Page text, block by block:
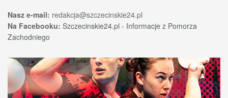
Nasz e-mail: redakcja@szczecinskie24.pl
Na Facebooku: Szczecinskie24.pl - Informacje z Pomorza
Zachodniego